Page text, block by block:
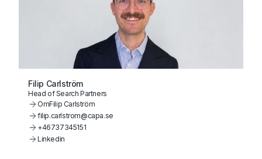
Filip Carlström
Head of Search Partners
OmFilip Carlström
filip.carlstrom@capa.se
+46737345151
Linkedin